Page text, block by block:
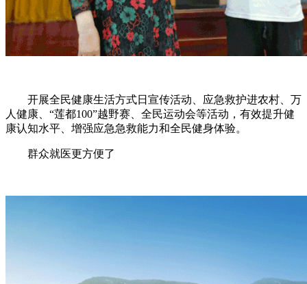
开展全民健康生活方式日宣传活动、应急救护进农村、万
人健康、“莲都100”越野赛、全民运动会等活动，有效提升健
康认知水平、增强应急急救能力和全民健身体验。
群众就医更方便了